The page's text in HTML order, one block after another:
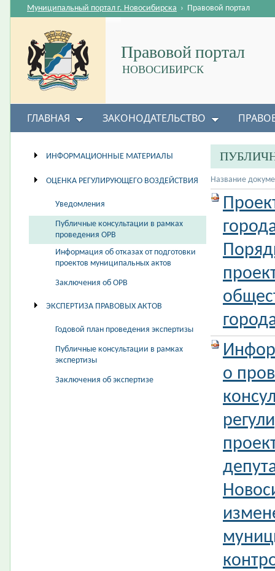
Правовой портал
НОВОСИБИРСК
Муниципальный портал г. Новосибирска › Правовой портал
ГЛАВНАЯ ЗАКОНОДАТЕЛЬСТВО
ИНФОРМАЦИОННЫЕ МАТЕРИАЛЫ
ОЦЕНКА РЕГУЛИРУЮЩЕГО ВОЗДЕЙСТВИЯ
Уведомления
Публичные консультации в рамках
проведения ОРВ
Информация об отказах от подготовки
проектов муниципальных актов
Заключения об ОРВ
ЭКСПЕРТИЗА ПРАВОВЫХ АКТОВ
Годовой план проведения экспертизы
Публичные консультации в рамках
экспертизы
Заключения об экспертизе
Название
о